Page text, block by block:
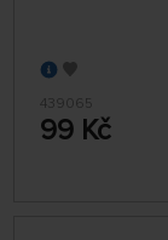
439065
99 Kč